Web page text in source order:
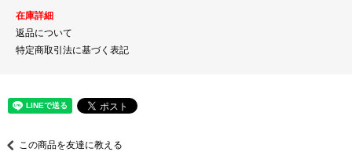
在庫詳細
返品について
特定商取引法に基づく表記
この商品を友達に教える